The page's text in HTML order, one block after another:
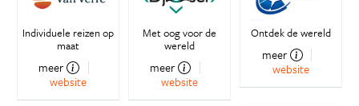
Individuele reizen op
maat
meer
website
Met oog voor de
wereld
meer
website
Ontdek de wereld
meer
website